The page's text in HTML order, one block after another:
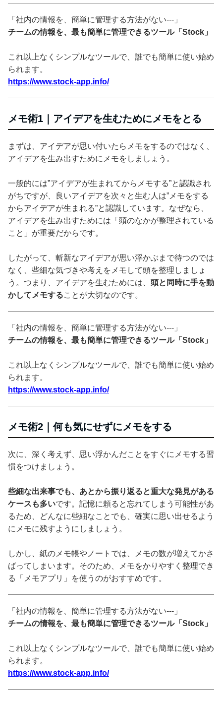
「社内の情報を、簡単に管理する方法がない---」
チームの情報を、最も簡単に管理できるツール「Stock」
これ以上なくシンプルなツールで、誰でも簡単に使い始め
られます。
https://www.stock-app.info/
メモ術1｜アイデアを生むためにメモをとる
まずは、アイデアが思い付いたらメモをするのではなく、
アイデアを生み出すためにメモをしましょう。
一般的には”アイデアが生まれてからメモする”と認識され
がちですが、良いアイデアを次々と生む人は”メモをする
からアイデアが生まれる”と認識しています。なぜなら、
アイデアを生み出すためには「頭のなかが整理されている
こと」が重要だからです。
したがって、斬新なアイデアが思い浮かぶまで待つのでは
なく、些細な気づきや考えをメモして頭を整理しましょ
う。つまり、アイデアを生むためには、 頭と同時に手を動
かしてメモすることが大切なのです。
「社内の情報を、簡単に管理する方法がない---」
チームの情報を、最も簡単に管理できるツール「Stock」
これ以上なくシンプルなツールで、誰でも簡単に使い始め
られます。
https://www.stock-app.info/
メモ術2｜何も気にせずにメモをする
次に、深く考えず、思い浮かんだことをすぐにメモする習
慣をつけましょう。
些細な出来事でも、あとから振り返ると重大な発見がある
ケースも多いです。記憶に頼ると忘れてしまう可能性があ
るため、どんなに些細なことでも、確実に思い出せるよう
にメモに残すようにしましょう。
しかし、紙のメモ帳やノートでは、メモの数が増えてかさ
ばってしまいます。そのため、メモをかりやすく整理でき
る「メモアプリ」を使うのがおすすめです。
「社内の情報を、簡単に管理する方法がない---」
チームの情報を、最も簡単に管理できるツール「Stock」
これ以上なくシンプルなツールで、誰でも簡単に使い始め
られます。
https://www.stock-app.info/